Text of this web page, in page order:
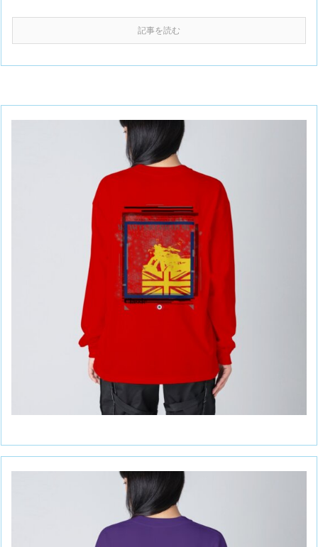
記事を読む